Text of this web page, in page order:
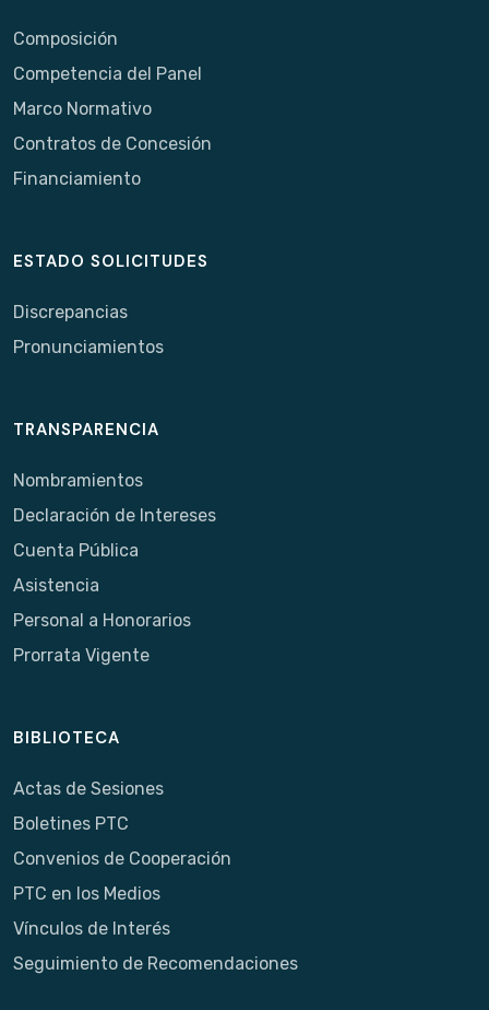
Composición
Competencia del Panel
Marco Normativo
Contratos de Concesión
Financiamiento
ESTADO SOLICITUDES
Discrepancias
Pronunciamientos
TRANSPARENCIA
Nombramientos
Declaración de Intereses
Cuenta Pública
Asistencia
Personal a Honorarios
Prorrata Vigente
BIBLIOTECA
Actas de Sesiones
Boletines PTC
Convenios de Cooperación
PTC en los Medios
Vínculos de Interés
Seguimiento de Recomendaciones